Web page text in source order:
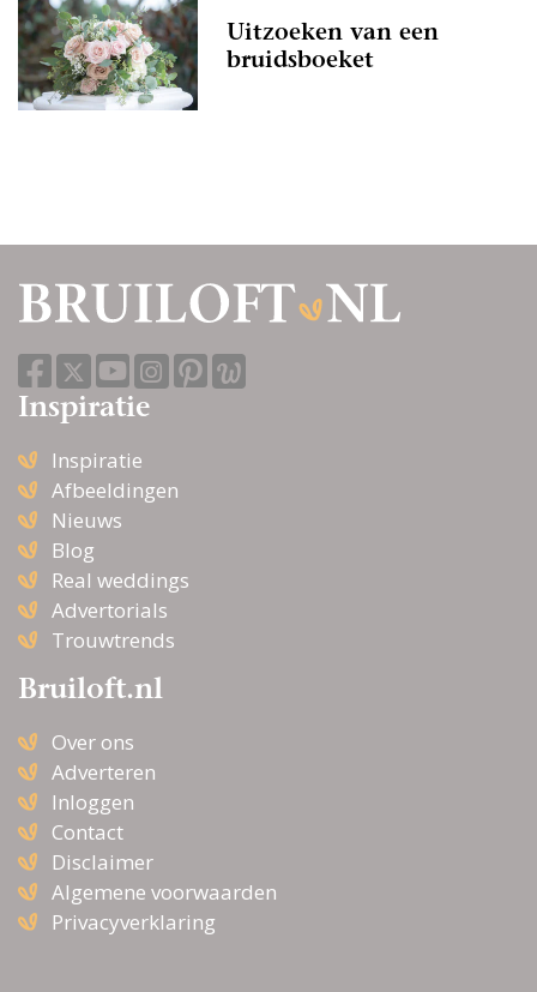
Uitzoeken van een
bruidsboeket
Inspiratie
Inspiratie
Afbeeldingen
Nieuws
Blog
Real weddings
Advertorials
Trouwtrends
Bruiloft.nl
Over ons
Adverteren
Inloggen
Contact
Disclaimer
Algemene voorwaarden
Privacyverklaring